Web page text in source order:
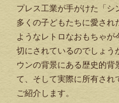
プレス工業が手がけた「シ
多くの子どもたちに愛され
ようなレトロなおもちゃ
切にされているのでしょう
ウンの背景にある歴史的背
て、そして実際に所有され
ご紹介します。